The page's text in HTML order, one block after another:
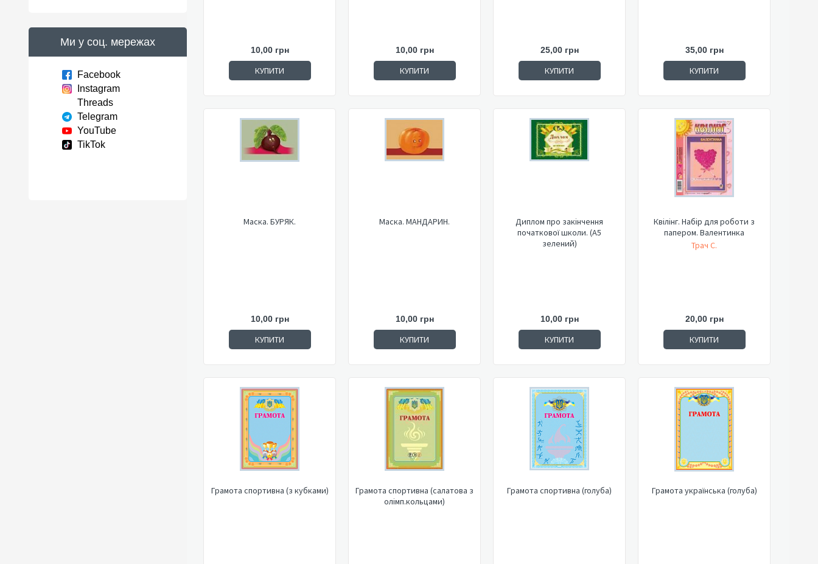
Ми у соц. мережах
Facebook
Instagram
Threads
Telegram
YouTube
TikTok
10,00 грн
КУПИТИ
10,00 грн
КУПИТИ
25,00 грн
КУПИТИ
35,00 грн
КУПИТИ
Маска. БУРЯК.
10,00 грн
КУПИТИ
Маска. МАНДАРИН.
10,00 грн
КУПИТИ
Диплом про закінчення
початкової школи. (А5
зелений)
10,00 грн
КУПИТИ
Квілінг. Набір для роботи з
папером. Валентинка
Трач С.
20,00 грн
КУПИТИ
Грамота спортивна (з кубками)
Грамота спортивна (салатова з
олімп.кольцами)
Грамота спортивна (голуба) Грамота українська (голуба)